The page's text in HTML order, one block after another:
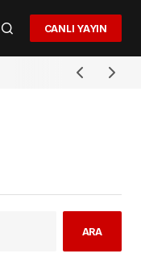
CANLI YAYIN
ARA